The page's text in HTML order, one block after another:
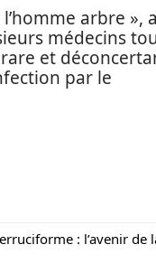
arbre », a
médecins
et
par le
: l’avenir de